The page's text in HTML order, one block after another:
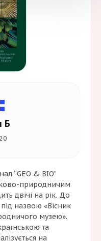
“GEO & BIO”
природничим
двічі на рік. До
назвою «Вісник
музею».
та
на
Б